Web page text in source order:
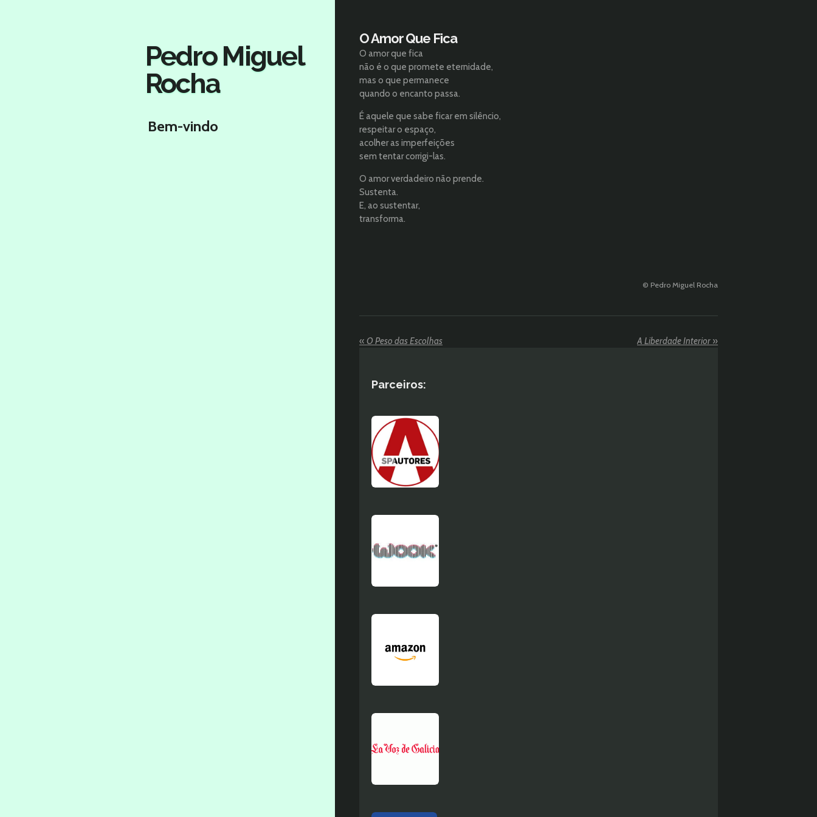
O Amor Que Fica
O amor que fica
não é o que promete eternidade,
mas o que permanece
quando o encanto passa.
É aquele que sabe ficar em silêncio,
respeitar o espaço,
acolher as imperfeições
sem tentar corrigi-las.
O amor verdadeiro não prende.
Sustenta.
E, ao sustentar,
transforma.
© Pedro Miguel Rocha
«O Peso das Escolhas A Liberdade Interior »
Parceiros:
Pedro Miguel
Rocha
Bem-vindo